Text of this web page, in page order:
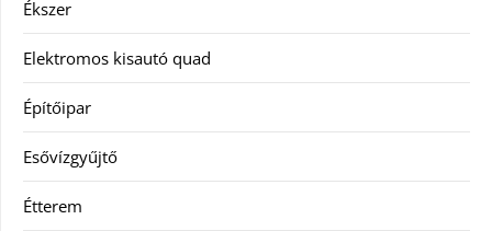
Ékszer
Elektromos kisautó quad
Építőipar
Esővízgyűjtő
Étterem